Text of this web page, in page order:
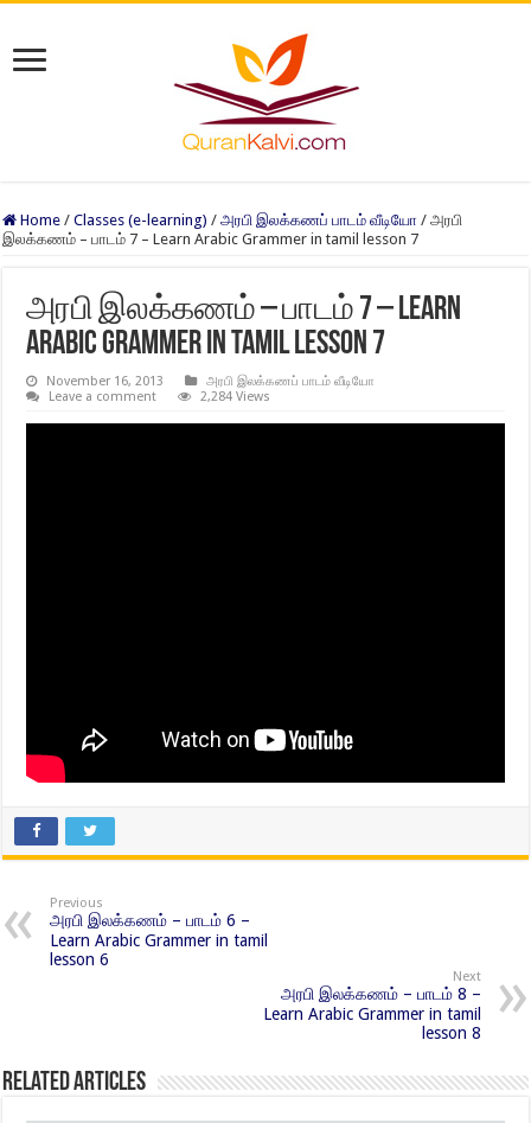
Home / Classes (e-learning) / அரபி இலக்கணப் பாடம் வீடியோ / அரபி
இலக்கணம் – பாடம் 7 – Learn Arabic Grammer in tamil lesson 7
அரபி இலக்கணம் – பாடம் 7 – Learn
Arabic Grammer in tamil lesson 7
November 16, 2013
அரபி இலக்கணப் பாடம் வீடியோ
Leave a comment
2,284 Views
Previous
அரபி இலக்கணம் – பாடம் 6 –
Learn Arabic Grammer in tamil
lesson 6
Next
அரபி இலக்கணம் – பாடம் 8 –
Learn Arabic Grammer in tamil
lesson 8
Related Articles